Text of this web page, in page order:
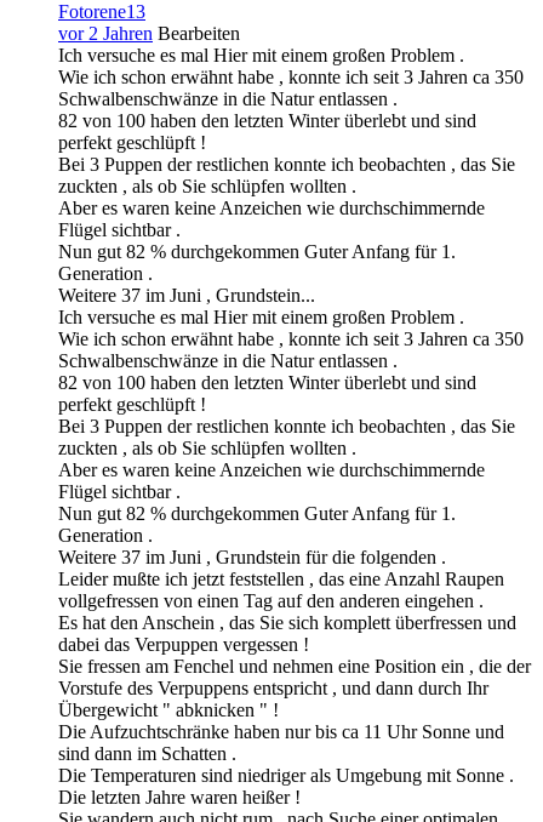
Fotorene13
vor 2 Jahren Bearbeiten
Ich versuche es mal Hier mit einem großen Problem .
Wie ich schon erwähnt habe , konnte ich seit 3 Jahren ca 350
Schwalbenschwänze in die Natur entlassen .
82 von 100 haben den letzten Winter überlebt und sind
perfekt geschlüpft !
Bei 3 Puppen der restlichen konnte ich beobachten , das Sie
zuckten , als ob Sie schlüpfen wollten .
Aber es waren keine Anzeichen wie durchschimmernde
Flügel sichtbar .
Nun gut 82 % durchgekommen Guter Anfang für 1.
Generation .
Weitere 37 im Juni , Grundstein...
Ich versuche es mal Hier mit einem großen Problem .
Wie ich schon erwähnt habe , konnte ich seit 3 Jahren ca 350
Schwalbenschwänze in die Natur entlassen .
82 von 100 haben den letzten Winter überlebt und sind
perfekt geschlüpft !
Bei 3 Puppen der restlichen konnte ich beobachten , das Sie
zuckten , als ob Sie schlüpfen wollten .
Aber es waren keine Anzeichen wie durchschimmernde
Flügel sichtbar .
Nun gut 82 % durchgekommen Guter Anfang für 1.
Generation .
Weitere 37 im Juni , Grundstein für die folgenden .
Leider mußte ich jetzt feststellen , das eine Anzahl Raupen
vollgefressen von einen Tag auf den anderen eingehen .
Es hat den Anschein , das Sie sich komplett überfressen und
dabei das Verpuppen vergessen !
Sie fressen am Fenchel und nehmen eine Position ein , die der
Vorstufe des Verpuppens entspricht , und dann durch Ihr
Übergewicht " abknicken " !
Die Aufzuchtschränke haben nur bis ca 11 Uhr Sonne und
sind dann im Schatten .
Die Temperaturen sind niedriger als Umgebung mit Sonne .
Die letzten Jahre waren heißer !